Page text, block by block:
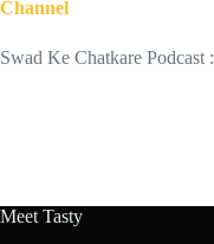
Channel
Swad Ke Chatkare Podcast :
Meet Tasty